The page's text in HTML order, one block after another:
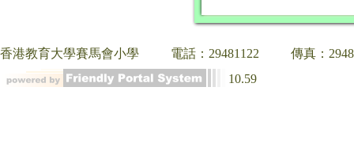
香港教育大學賽馬會小學 電話：29481122
傳真：
10.59